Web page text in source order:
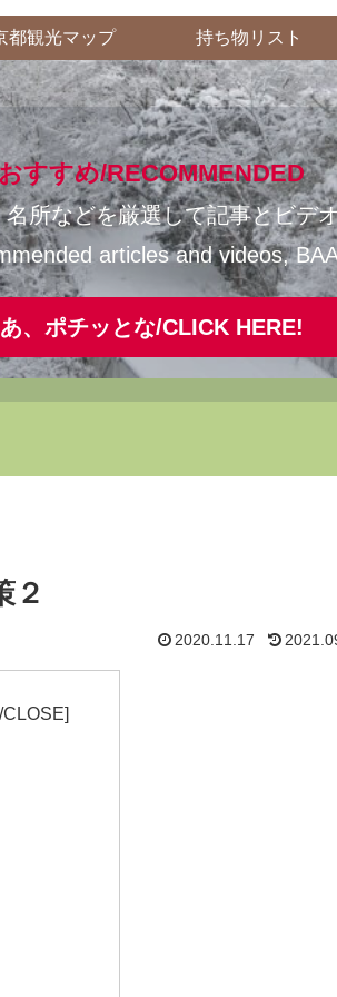
都観光マップ 持ち物リスト
すすめ/RECOMMENDED
所などを厳選して記事とビデ
articles and videos,
あ、ポチッとな/CLICK HERE!
２
2020.11.17